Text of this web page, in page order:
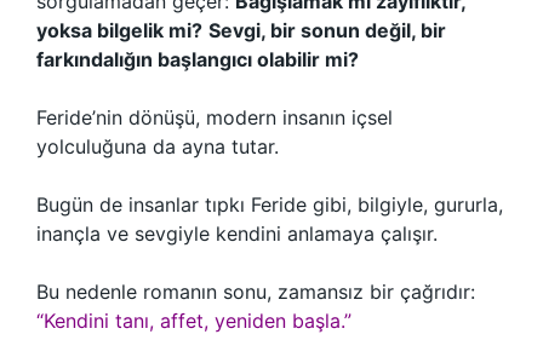
yoksa bilgelik mi? Sevgi, bir sonun değil, bir
farkındalığın başlangıcı olabilir mi?
Feride’nin dönüşü, modern insanın içsel
yolculuğuna da ayna tutar.
Bugün de insanlar tıpkı Feride gibi, bilgiyle, gururla,
inançla ve sevgiyle kendini anlamaya çalışır.
Bu nedenle romanın sonu, zamansız bir çağrıdır:
“Kendini tanı, affet, yeniden başla.”